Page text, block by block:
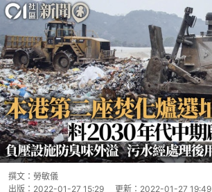
撰文： 勞敏儀
出版： 2022-01-27 15:29 更新： 2022-01-27 19:49